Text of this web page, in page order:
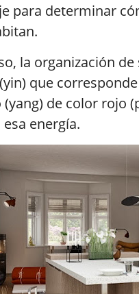
para determinar
la organización
que
(yang) de color rojo
energía.